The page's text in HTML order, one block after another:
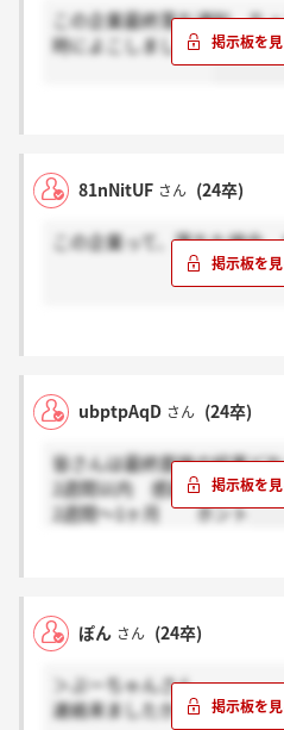
この企業最終落ち通知、ち
時によこしました。
81nNitUF さん (24卒)
この企業って、落ちた場合
ubptpAqD さん (24卒)
皆さんは最終面接の結果ど
2週間以内 感謝
2週間～1ヶ月 ホント
ぽん さん (24卒)
＞ぷーちゃんさん
連絡来ましたか？